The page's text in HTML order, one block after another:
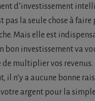
d’investissement
pas la seule chose à faire
Mais elle est
bon investissement va
de multiplier vos revenus.
il n’y a aucune bonne
argent pour la